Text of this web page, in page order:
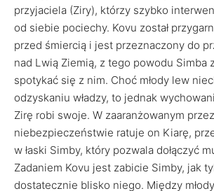
przyjaciela (Ziry), którzy szybko
od siebie pociechy. Kovu został
przed śmiercią i jest przeznaczony do
nad Lwią Ziemią, z tego powodu Simba
spotykać się z nim. Choć młody lew
odzyskaniu władzy, to jednak
Zirę robi swoje. W zaaranżowanym
niebezpieczeństwie ratuje on Kiarę,
w łaski Simby, który pozwala dołączyć
Zadaniem Kovu jest zabicie Simby, jak
dostatecznie blisko niego. Między